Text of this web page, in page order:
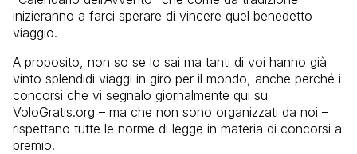
inizieranno a farci sperare di vincere quel benedetto
viaggio.
A proposito, non so se lo sai ma tanti di voi hanno già
vinto splendidi viaggi in giro per il mondo, anche perché i
concorsi che vi segnalo giornalmente qui su
VoloGratis.org – ma che non sono organizzati da noi –
rispettano tutte le norme di legge in materia di concorsi a
premio.